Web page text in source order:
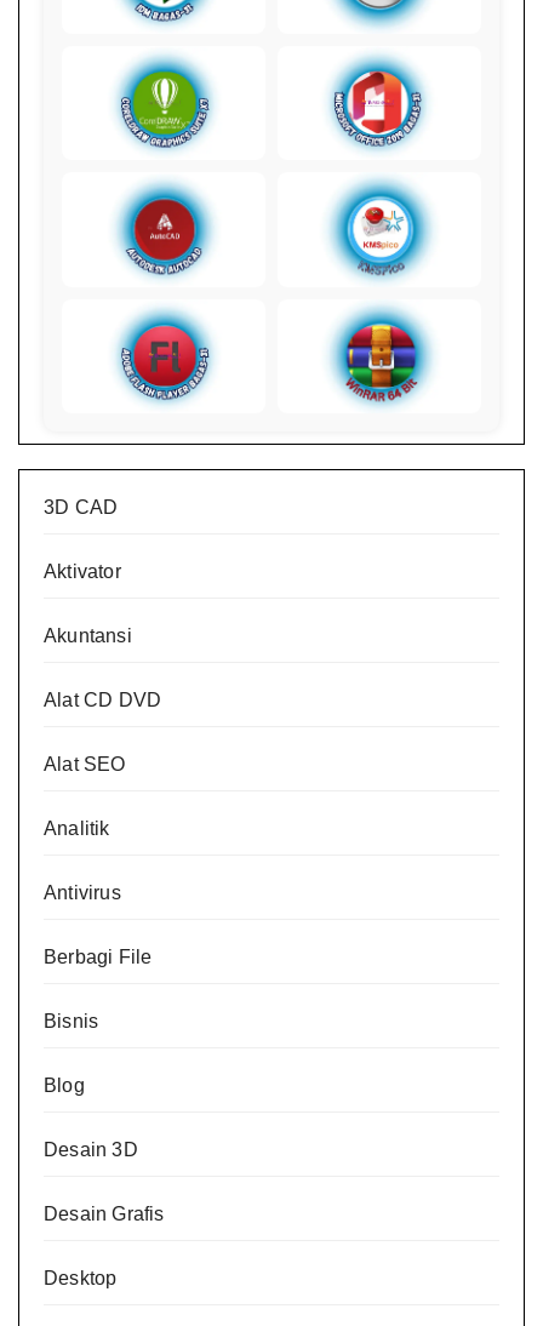
3D CAD
Aktivator
Akuntansi
Alat CD DVD
Alat SEO
Analitik
Antivirus
Berbagi File
Bisnis
Blog
Desain 3D
Desain Grafis
Desktop